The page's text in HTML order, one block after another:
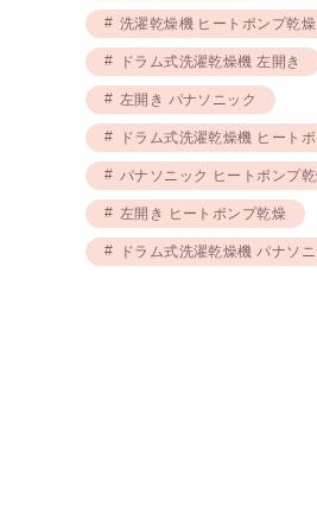
洗濯乾燥機 ヒートポンプ乾燥
ドラム式洗濯乾燥機 左開き
左開き パナソニック
ドラム式洗濯乾燥機 ヒート
パナソニック ヒートポンプ乾
左開き ヒートポンプ乾燥
ドラム式洗濯乾燥機 パナソ